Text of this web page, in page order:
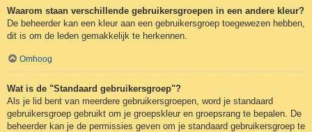
Waarom staan verschillende gebruikersgroepen in een andere kleur?
De beheerder kan een kleur aan een gebruikersgroep toegewezen hebben,
dit is om de leden gemakkelijk te herkennen.
Omhoog
Wat is de "Standaard gebruikersgroep"?
Als je lid bent van meerdere gebruikersgroepen, word je standaard
gebruikersgroep gebruikt om je groepskleur en groepsrang te bepalen. De
beheerder kan je de permissies geven om je standaard gebruikersgroep te